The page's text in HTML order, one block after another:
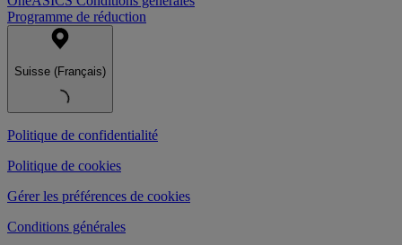
Programme de réduction
Suisse (Français)
Politique de confidentialité
Politique de cookies
Gérer les préférences de cookies
Conditions générales